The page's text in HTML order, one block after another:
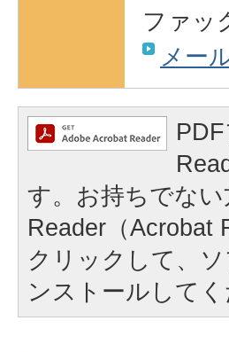
ファッ
メー
す。お持ちでな
Reader（Acrobat
クリックして、
ンストールしてく